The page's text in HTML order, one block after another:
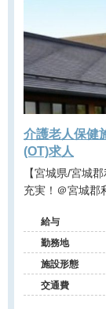
介護老人保健
(OT)求人
【宮城県/宮城郡利府町】 託児所有り・
充実！＠宮城郡
給与
勤務地
施設形態
交通費